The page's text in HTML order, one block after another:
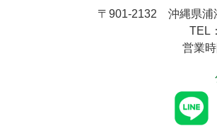
〒901-2132 沖縄県浦
TEL
営業